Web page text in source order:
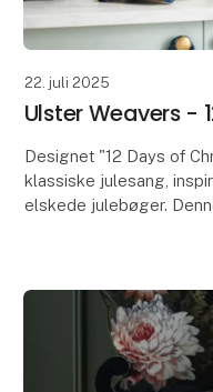
22. juli 2025
Ulster Weavers -
Designet "12 Days of
klassiske julesang,
elskede julebøger.